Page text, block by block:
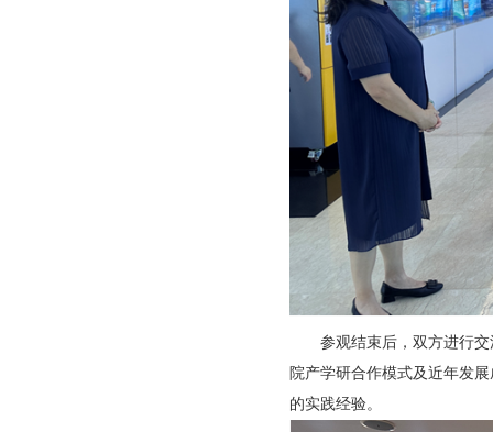
参观结束后，双方进行交
院产学研合作模式及近年发
的实践经验。